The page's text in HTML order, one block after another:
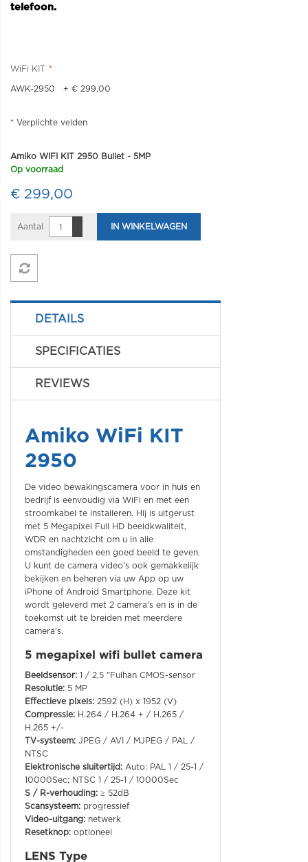
telefoon.
WiFi KIT
AWK-2950 + € 299,00
* Verplichte velden
Amiko WIFI KIT 2950 Bullet - 5MP
Op voorraad
€ 299,00
Aantal IN WINKELWAGEN
DETAILS
SPECIFICATIES
REVIEWS
Amiko WiFi KIT
2950
De video bewakingscamera voor in huis en
bedrijf is eenvoudig via WiFi en met een
stroomkabel te installeren. Hij is uitgerust
met 5 Megapixel Full HD beeldkwaliteit,
WDR en nachtzicht om u in alle
omstandigheden een goed beeld te geven.
U kunt de camera video's ook gemakkelijk
bekijken en beheren via uw App op uw
iPhone of Android Smartphone. Deze kit
wordt geleverd met 2 camera's en is in de
toekomst uit te breiden met meerdere
camera's.
5 megapixel wifi bullet camera
Beeldsensor: 1 / 2,5 "Fulhan CMOS-sensor
Resolutie: 5 MP
Effectieve pixels: 2592 (H) x 1952 (V)
Compressie: H.264 / H.264 + / H.265 /
H.265 +/-
TV-systeem: JPEG / AVI / MJPEG / PAL /
NTSC
Elektronische sluitertijd: Auto: PAL 1 / 25-1 /
10000Sec; NTSC 1 / 25-1 / 10000Sec
S / R-verhouding: ≥ 52dB
Scansysteem: progressief
Video-uitgang: netwerk
Resetknop: optioneel
LENS Type